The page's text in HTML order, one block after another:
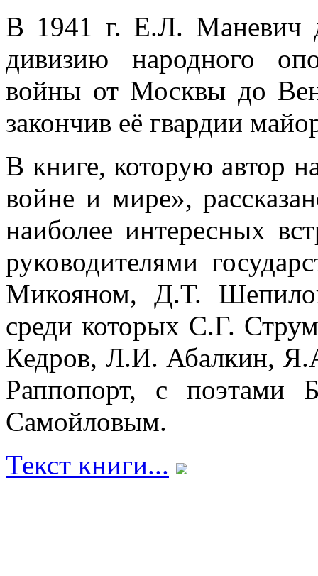
В 1941 г. Е.Л. Маневич
дивизию народного
войны от Москвы до
закончив её гвардии
В книге, которую автор
войне и мире»,
наиболее интересных
руководителями
Микояном, Д.Т.
среди которых С.Г.
Кедров, Л.И. Абалкин,
Раппопорт, с поэтами
Самойловым.
Текст книги...